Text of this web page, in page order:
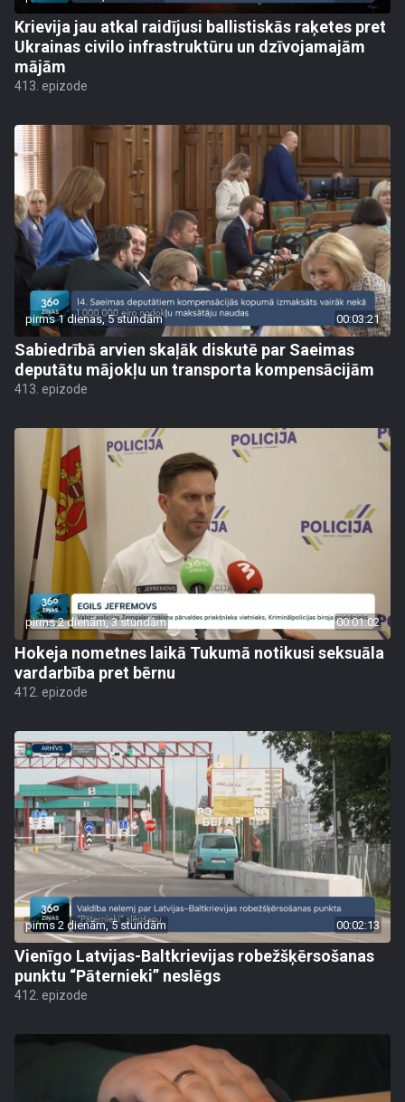
Krievija jau atkal raidījusi ballistiskās raķetes pret
Ukrainas civilo infrastruktūru un dzīvojamajām
mājām
413. epizode
pirms 1 dienas, 5 stundām 00:03:21
Sabiedrībā arvien skaļāk diskutē par Saeimas
deputātu mājokļu un transporta kompensācijām
413. epizode
pirms 2 dienām, 3 stundām 00:01:02
Hokeja nometnes laikā Tukumā notikusi seksuāla
vardarbība pret bērnu
412. epizode
pirms 2 dienām, 5 stundām 00:02:13
Vienīgo Latvijas-Baltkrievijas robežšķērsošanas
punktu “Pāternieki” neslēgs
412. epizode